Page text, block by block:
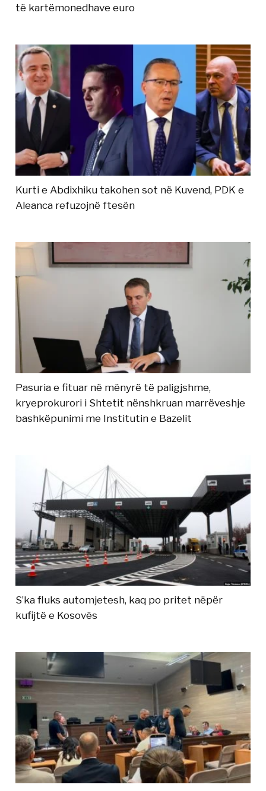
të kartëmonedhave euro
Kurti e Abdixhiku takohen sot në Kuvend, PDK e
Aleanca refuzojnë ftesën
Pasuria e fituar në mënyrë të paligjshme,
kryeprokurori i Shtetit nënshkruan marrëveshje
bashkëpunimi me Institutin e Bazelit
S’ka fluks automjetesh, kaq po pritet nëpër
kufijtë e Kosovës